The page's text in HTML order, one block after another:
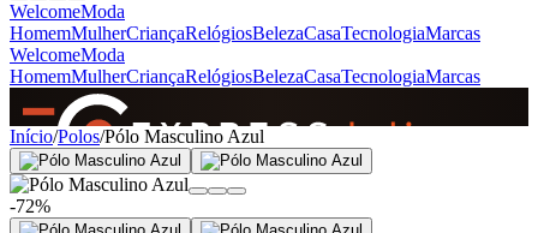
WelcomeModa
HomemMulherCriançaRelógiosBelezaCasaTecnologiaMarcas
WelcomeModa
HomemMulherCriançaRelógiosBelezaCasaTecnologiaMarcas
SINCE 2005
+de 36.000 reviews
Início/Polos/Pólo Masculino Azul
-72%